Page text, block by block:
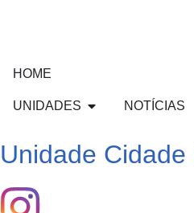
HOME
UNIDADES NOTÍCIAS
Unidade